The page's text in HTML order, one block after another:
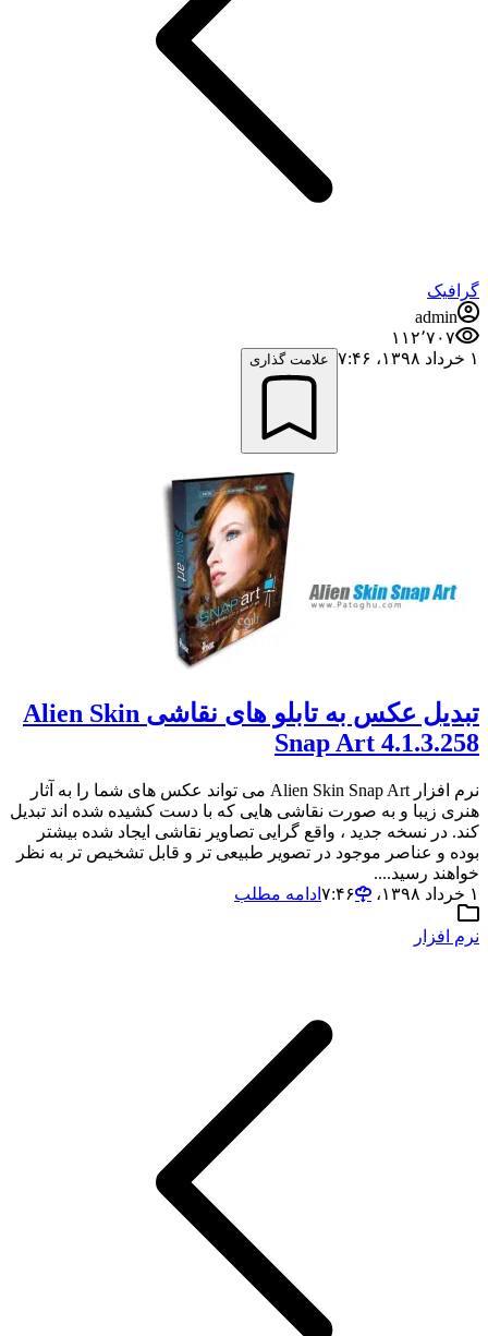
گرافیک
admin
۱۱۲٬۷۰۷
۱ خرداد ۱۳۹۸،‏ ۷:۴۶
علامت گذاری
تبدیل عکس به تابلو های نقاشی Alien Skin
Snap Art 4.1.3.258
نرم افزار Alien Skin Snap Art می تواند عکس های شما را به آثار
هنری زیبا و به صورت نقاشی هایی که با دست کشیده شده اند تبدیل
کند. در نسخه جدید ، واقع گرایی تصاویر نقاشی ایجاد شده بیشتر
بوده و عناصر موجود در تصویر طبیعی تر و قابل تشخیص تر به نظر
خواهند رسید....
۱ خرداد ۱۳۹۸،‏ ۷:۴۶
ادامه مطلب
نرم افزار